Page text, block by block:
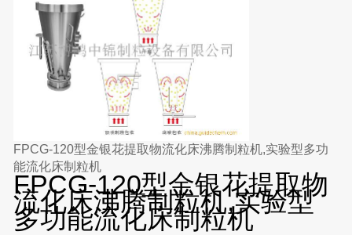
FPCG-120型金银花提取物流化床沸腾制粒机,实验型多功
能流化床制粒机
FPCG-120型金银花提取物
流化床沸腾制粒机,实验型
多功能流化床制粒机